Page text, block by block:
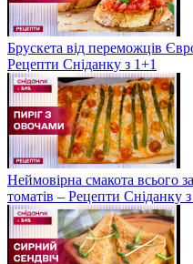
Брускета від переможців
Рецепти Сніданку з 1+1
Неймовірна смакота всього
томатів – Рецепти Сніданку з